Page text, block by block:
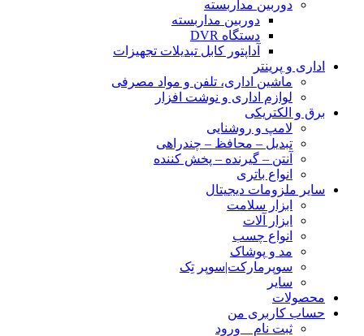
دوربین مداربسته
دوربین مداربسته
دستگاه DVR
آداپتور کابل تبدیلات تجهیزات
اداری و پرینتر
ماشین اداری، تلفن و مواد مصرفی
لوازم اداری و نوشت افزار
برق و الکتریکی
لامپ و روشنایی
تبدیل – محافظ – چندراهی
آنتن – گیرنده – پخش کننده
انواع باتری
سایر ملزومات دیجیتال
ابزار سلامت
ابزار آلات
انواع چسب
مد و پوشاک
سوپرمارکت|سوپر تِک
سایر
محصولات
حساب کاربری من
ثبت نام _ ورود